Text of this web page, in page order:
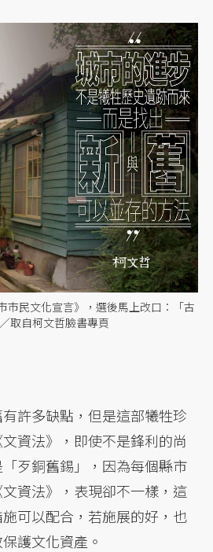
市民文化宣言》，選後馬上改口：「古
取自柯文哲臉書專頁
許多缺點，但是這部犧牲珍
資法》，即使不是鋒利的尚
歹銅舊錫」，因為每個縣市
資法》，表現卻不一樣，這
可以配合，若施展的好，也
護文化資產。